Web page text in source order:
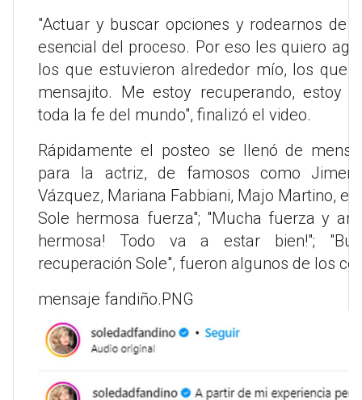
"Actuar y buscar opciones y rodearnos de
esencial del proceso. Por eso les quiero
los que estuvieron alrededor mío, los que
mensajito. Me estoy recuperando, estoy
toda la fe del mundo", finalizó el video.
Rápidamente el posteo se llenó de
para la actriz, de famosos como
Vázquez, Mariana Fabbiani, Majo Martino,
Sole hermosa fuerza"; "Mucha fuerza y
hermosa! Todo va a estar bien!";
recuperación Sole", fueron algunos de los
mensaje fandiño.PNG